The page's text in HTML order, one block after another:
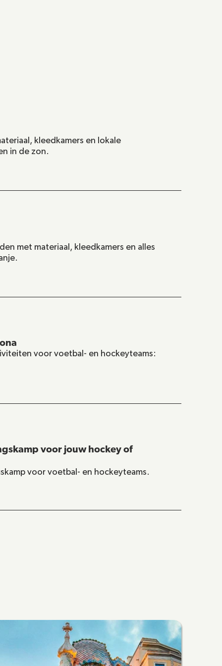
kleedkamers en lokale
in de zon.
met materiaal, kleedkamers en alles
voor voetbal- en hockeyteams:
voor jouw hockey of
voor voetbal- en hockeyteams.